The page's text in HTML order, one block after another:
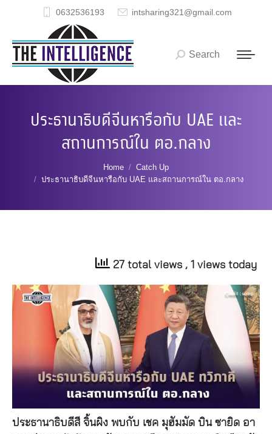
0632536193 intsharing321@gmail.com
Search:
Search
ประธานาธิบดีจีนหารือกับ UAE และ
สถานการณ์ใน ตอ.กลาง
Home
Catch Up
ประธานาธิบดีจีนหารือกับ UAE และสถานการณ์ใน ตอ.กลาง
27 total views , 1 views today
ประธานาธิบดีสี จิ้นผิง พบกับ เชค มุฮัมมัด บิน ซายิด อา